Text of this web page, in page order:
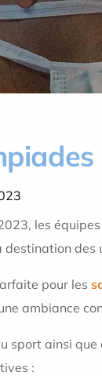
les
des
pour les
ambiance
sport ainsi
: